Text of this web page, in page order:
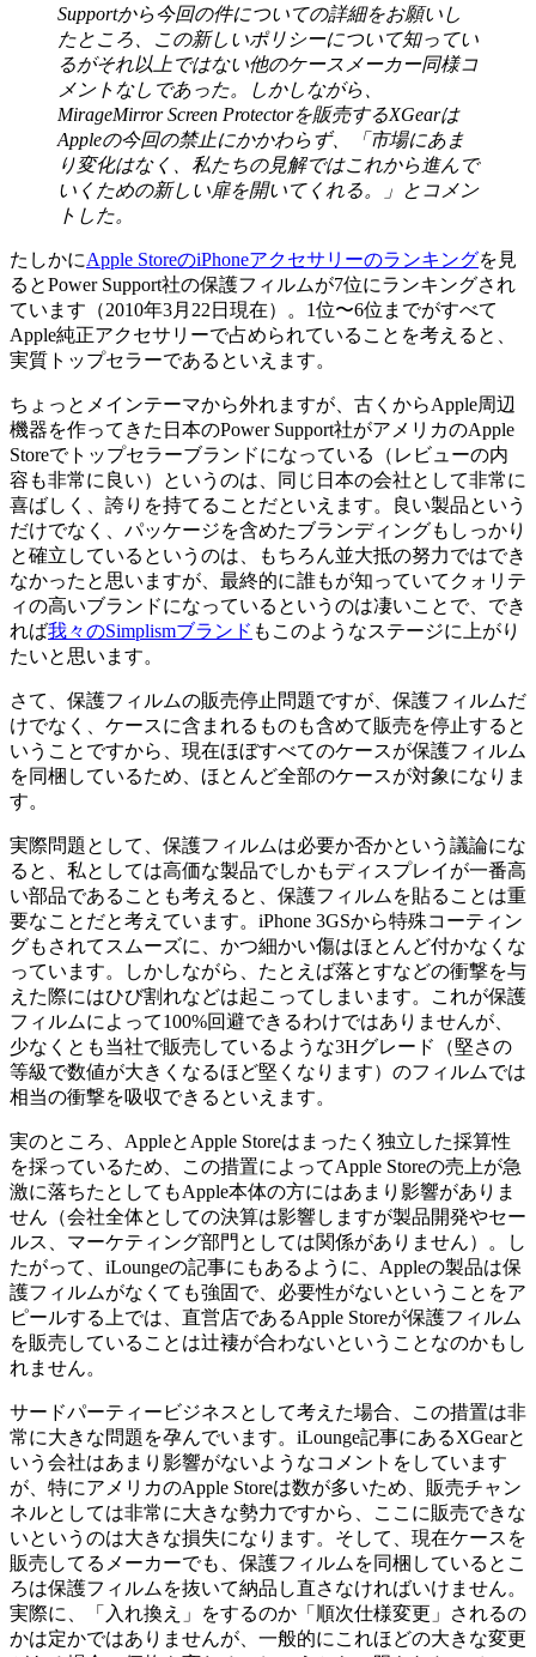
Supportから今回の件についての詳細をお願いし
たところ、この新しいポリシーについて知ってい
るがそれ以上ではない他のケースメーカー同様コ
メントなしであった。しかしながら、
MirageMirror Screen Protectorを販売するXGearは
Appleの今回の禁止にかかわらず、「市場にあま
り変化はなく、私たちの見解ではこれから進んで
いくための新しい扉を開いてくれる。」とコメン
トした。
たしかにApple StoreのiPhoneアクセサリーのランキングを見
るとPower Support社の保護フィルムが7位にランキングされ
ています（2010年3月22日現在）。1位〜6位までがすべて
Apple純正アクセサリーで占められていることを考えると、
実質トップセラーであるといえます。
ちょっとメインテーマから外れますが、古くからApple周辺
機器を作ってきた日本のPower Support社がアメリカのApple
Storeでトップセラーブランドになっている（レビューの内
容も非常に良い）というのは、同じ日本の会社として非常に
喜ばしく、誇りを持てることだといえます。良い製品という
だけでなく、パッケージを含めたブランディングもしっかり
と確立しているというのは、もちろん並大抵の努力ではでき
なかったと思いますが、最終的に誰もが知っていてクォリテ
ィの高いブランドになっているというのは凄いことで、でき
れば我々のSimplismブランド もこのようなステージに上がり
たいと思います。
さて、保護フィルムの販売停止問題ですが、保護フィルムだ
けでなく、ケースに含まれるものも含めて販売を停止すると
いうことですから、現在ほぼすべてのケースが保護フィルム
を同梱しているため、ほとんど全部のケースが対象になりま
す。
実際問題として、保護フィルムは必要か否かという議論にな
ると、私としては高価な製品でしかもディスプレイが一番高
い部品であることも考えると、保護フィルムを貼ることは重
要なことだと考えています。iPhone 3GSから特殊コーティン
グもされてスムーズに、かつ細かい傷はほとんど付かなくな
っています。しかしながら、たとえば落とすなどの衝撃を与
えた際にはひび割れなどは起こってしまいます。これが保護
フィルムによって100%回避できるわけではありませんが、
少なくとも当社で販売しているような3Hグレード（堅さの
等級で数値が大きくなるほど堅くなります）のフィルムでは
相当の衝撃を吸収できるといえます。
実のところ、AppleとApple Storeはまったく独立した採算性
を採っているため、この措置によってApple Storeの売上が急
激に落ちたとしてもApple本体の方にはあまり影響がありま
せん（会社全体としての決算は影響しますが製品開発やセー
ルス、マーケティング部門としては関係がありません）。し
たがって、iLoungeの記事にもあるように、Appleの製品は保
護フィルムがなくても強固で、必要性がないということをア
ピールする上では、直営店であるApple Storeが保護フィルム
を販売していることは辻褄が合わないということなのかもし
れません。
サードパーティービジネスとして考えた場合、この措置は非
常に大きな問題を孕んでいます。iLounge記事にあるXGearと
いう会社はあまり影響がないようなコメントをしています
が、特にアメリカのApple Storeは数が多いため、販売チャン
ネルとしては非常に大きな勢力ですから、ここに販売できな
いというのは大きな損失になります。そして、現在ケースを
販売してるメーカーでも、保護フィルムを同梱しているとこ
ろは保護フィルムを抜いて納品し直さなければいけません。
実際に、「入れ換え」をするのか「順次仕様変更」されるの
かは定かではありませんが、一般的にこれほどの大きな変更